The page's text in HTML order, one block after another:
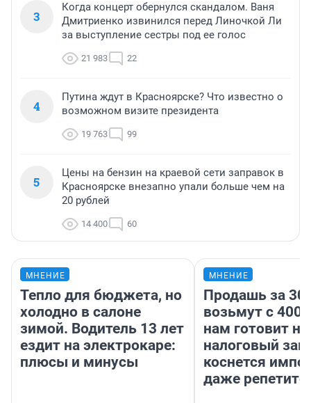
3
Когда концерт обернулся скандалом. Ваня
Дмитриенко извинился перед Линочкой Ли
за выступление сестры под ее голос
21 983 22
4
Путина ждут в Красноярске? Что известно о
возможном визите президента
19 763 99
5
Цены на бензин на краевой сети заправок в
Красноярске внезапно упали больше чем на
20 рублей
14 400 60
МНЕНИЕ
Тепло для бюджета, но
холодно в салоне
зимой. Водитель 13 лет
ездит на электрокаре:
плюсы и минусы
МНЕНИЕ
Продашь за
возьмут с
нам готовит
налоговый
коснется
даже